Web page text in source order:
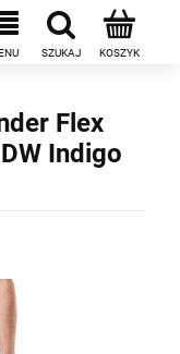
Flex
Indigo